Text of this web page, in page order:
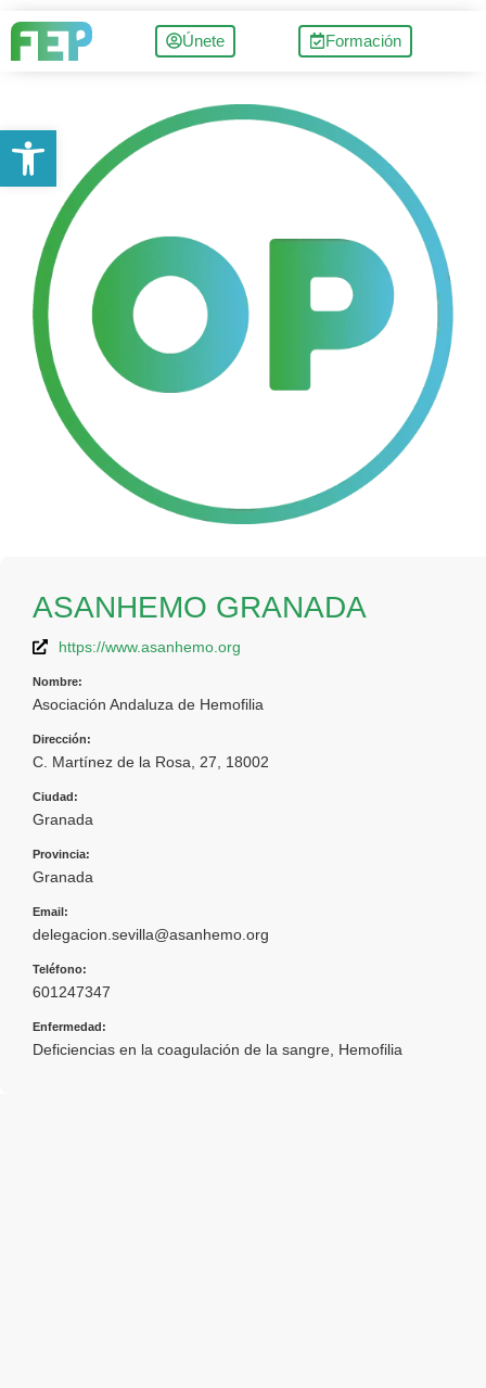
Únete Formación
ASANHEMO GRANADA
https://www.asanhemo.org
Nombre:
Asociación Andaluza de Hemofilia
Dirección:
C. Martínez de la Rosa, 27, 18002
Ciudad:
Granada
Provincia:
Granada
Email:
delegacion.sevilla@asanhemo.org
Teléfono:
601247347
Enfermedad:
Deficiencias en la coagulación de la sangre Hemofilia
Abrir barra de herramientas